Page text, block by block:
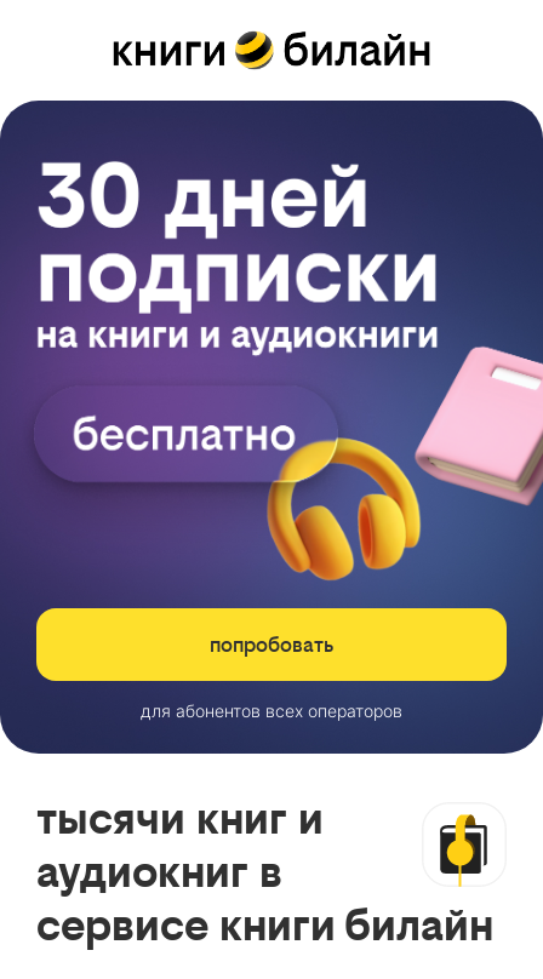
попробовать
для абонентов всех операторов
тысячи книг и
аудиокниг в
сервисе книги билайн